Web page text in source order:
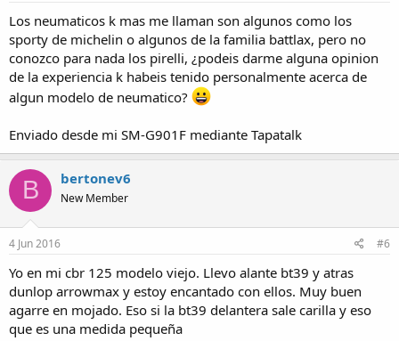
Los neumaticos k mas me llaman son algunos como los
sporty de michelin o algunos de la familia battlax, pero no
conozco para nada los pirelli, ¿podeis darme alguna opinion
de la experiencia k habeis tenido personalmente acerca de
algun modelo de neumatico?
Enviado desde mi SM-G901F mediante Tapatalk
B bertonev6
New Member
4 Jun 2016 #6
Yo en mi cbr 125 modelo viejo. Llevo alante bt39 y atras
dunlop arrowmax y estoy encantado con ellos. Muy buen
agarre en mojado. Eso si la bt39 delantera sale carilla y eso
que es una medida pequeña